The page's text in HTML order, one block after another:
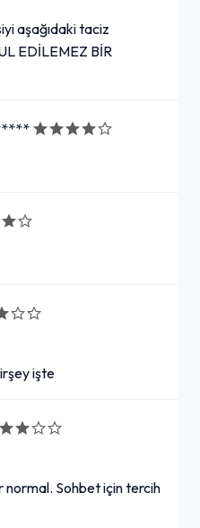
aşağıdaki taciz
EDİLEMEZ BİR
işte
Sohbet için tercih